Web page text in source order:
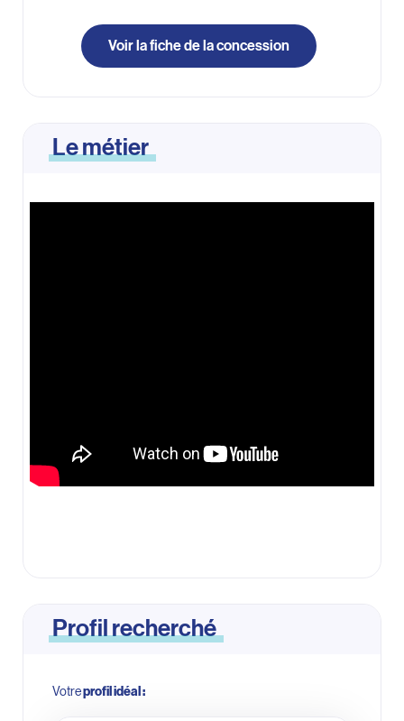
Voir la fiche de la concession
Le métier
Profil recherché
Votreprofil idéal :